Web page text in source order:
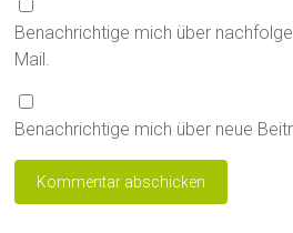
Benachrichtige mich über
Mail.
Benachrichtige mich über neue